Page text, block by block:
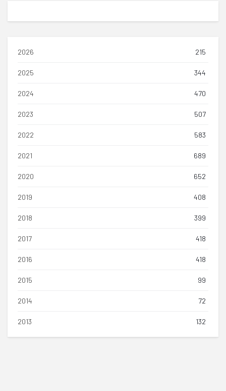
2026 215
2025 344
2024 470
2023 507
2022 583
2021 689
2020 652
2019 408
2018 399
2017 418
2016 418
2015 99
2014 72
2013 132